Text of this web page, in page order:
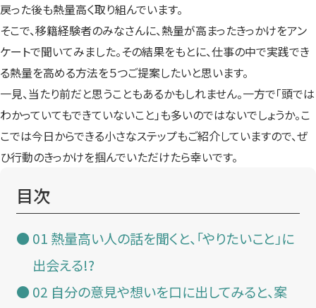
戻った後も熱量高く取り組んでいます。
そこで、移籍経験者のみなさんに、熱量が高まったきっかけをアン
ケートで聞いてみました。その結果をもとに、仕事の中で実践でき
る熱量を高める方法を５つご提案したいと思います。
一見、当たり前だと思うこともあるかもしれません。一方で「頭では
わかっていてもできていないこと」も多いのではないでしょうか。こ
こでは今日からできる小さなステップもご紹介していますので、ぜ
ひ行動のきっかけを掴んでいただけたら幸いです。
目次
01 熱量高い人の話を聞くと、「やりたいこと」に
出会える!?
02 自分の意見や想いを口に出してみると、案